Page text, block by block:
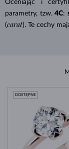
Oceniając i
parametry, tzw. 4C:
(carat). Te cechy
DOSTĘPNE